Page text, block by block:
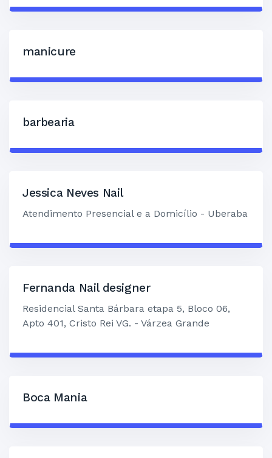
manicure
barbearia
Jessica Neves Nail
Atendimento Presencial e a Domicílio - Uberaba
Fernanda Nail designer
Residencial Santa Bárbara etapa 5, Bloco 06,
Apto 401, Cristo Rei VG. - Várzea Grande
Boca Mania